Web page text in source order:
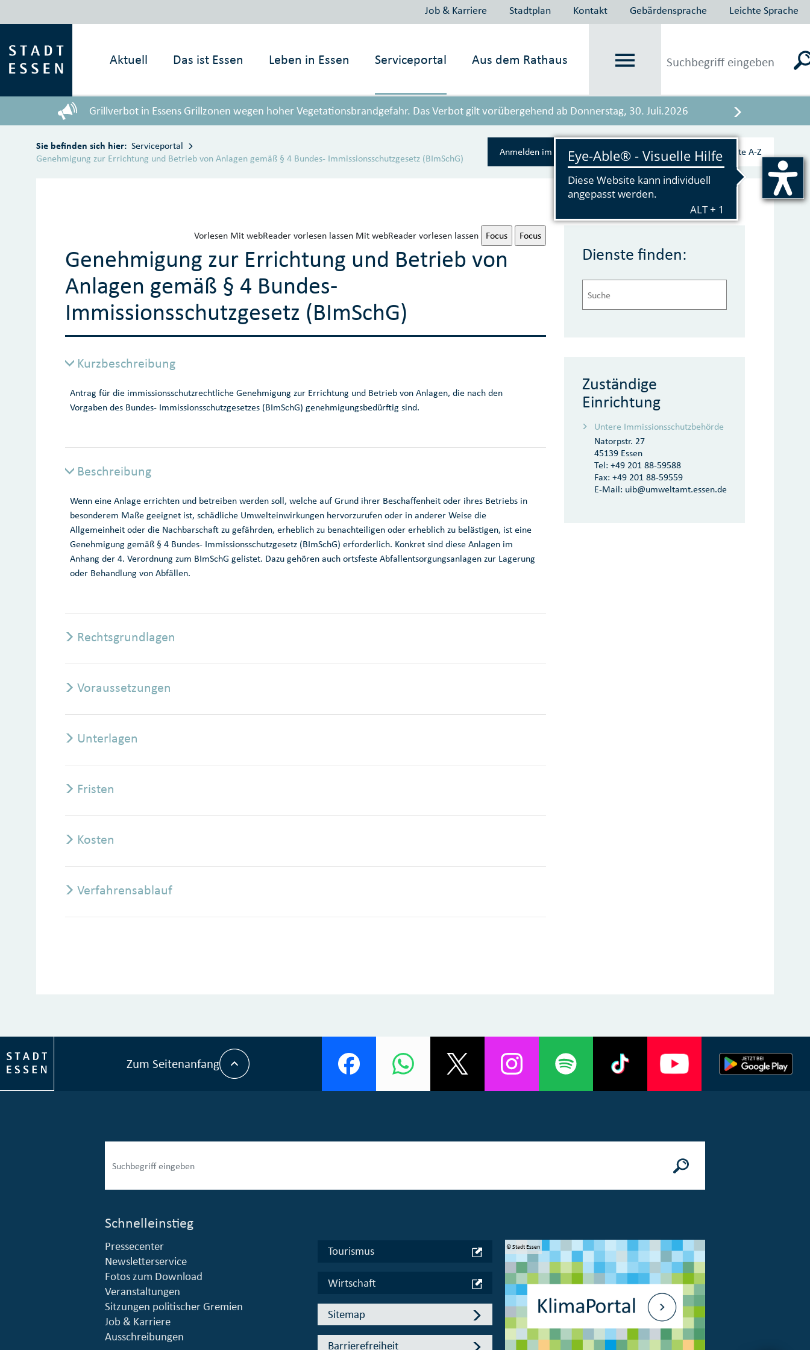
Job & Karriere Stadtplan Kontakt Gebärdensprache Leichte Sprache
Aktuell Das ist Essen Leben in Essen Serviceportal Aus dem Rathaus
Grillverbot in Essens Grillzonen wegen hoher Vegetationsbrandgefahr. Das Verbot gilt vorübergehend ab Donnerstag, 30. Juli.2026
Sie befinden sich hier: Serviceportal
Genehmigung zur Errichtung und Betrieb von Anlagen gemäß § 4 Bundes- Immissionsschutzgesetz (BImSchG)
Anmelden im Serviceportal Hilfe ? Dienste A‑Z
Vorlesen Mit webReader vorlesen lassen Mit webReader vorlesen lassen Focus Focus
Genehmigung zur Errichtung und Betrieb von
Anlagen gemäß § 4 Bundes-
Immissionsschutzgesetz (BImSchG)
Kurzbeschreibung
Antrag für die immissionsschutzrechtliche Genehmigung zur Errichtung und Betrieb von Anlagen, die nach den
Vorgaben des Bundes- Immissionsschutzgesetzes (BImSchG) genehmigungsbedürftig sind.
Beschreibung
Wenn eine Anlage errichten und betreiben werden soll, welche auf Grund ihrer Beschaffenheit oder ihres Betriebs in
besonderem Maße geeignet ist, schädliche Umwelteinwirkungen hervorzurufen oder in anderer Weise die
Allgemeinheit oder die Nachbarschaft zu gefährden, erheblich zu benachteiligen oder erheblich zu belästigen, ist eine
Genehmigung gemäß § 4 Bundes- Immissionsschutzgesetz (BImSchG) erforderlich. Konkret sind diese Anlagen im
Anhang der 4. Verordnung zum BImSchG gelistet. Dazu gehören auch ortsfeste Abfallentsorgungsanlagen zur Lagerung
oder Behandlung von Abfällen.
Rechtsgrundlagen
Voraussetzungen
Unterlagen
Fristen
Kosten
Verfahrensablauf
Dienste finden:
Zuständige
Einrichtung
Untere Immissionsschutzbehörde
Natorpstr. 27
45139 Essen
Tel: +49 201 88-59588
Fax: +49 201 88-59559
E-Mail: uib@umweltamt.essen.de
Zum Seitenanfang
Schnelleinstieg
Pressecenter
Newsletterservice
Fotos zum Download
Veranstaltungen
Sitzungen politischer Gremien
Job & Karriere
Ausschreibungen
Tourismus
Wirtschaft
Sitemap
Barrierefreiheit
© Stadt Essen, Presse- und Kommunikationsamt © Manifesta 16 Ruhr gGmbH © Stadt Essen